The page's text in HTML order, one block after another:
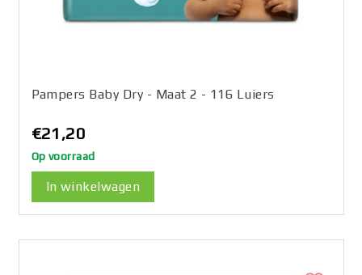
Pampers Baby Dry - Maat 2 - 116 Luiers
€21,20
Op voorraad
In winkelwagen